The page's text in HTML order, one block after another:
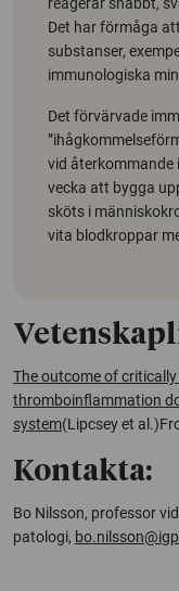
Det har förmåga
substanser,
immunologiska
Det förvärvade
vid återkommande
vecka att bygga
sköts i
vita blodkroppar
The outcome of
thromboinflammation
system(Lipcsey et
Kontakta:
Bo Nilsson, professor
patologi,